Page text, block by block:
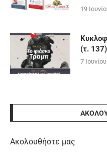
19
(τ. 137)
7
Ακολουθήστε μας